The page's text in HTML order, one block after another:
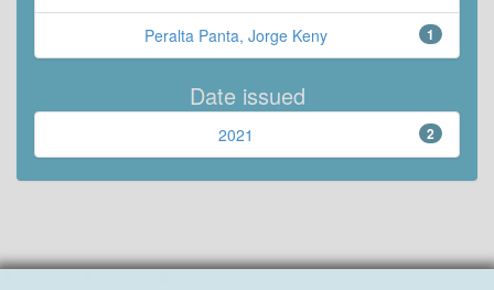
1
Peralta Panta, Jorge Keny
Date issued
2
2021